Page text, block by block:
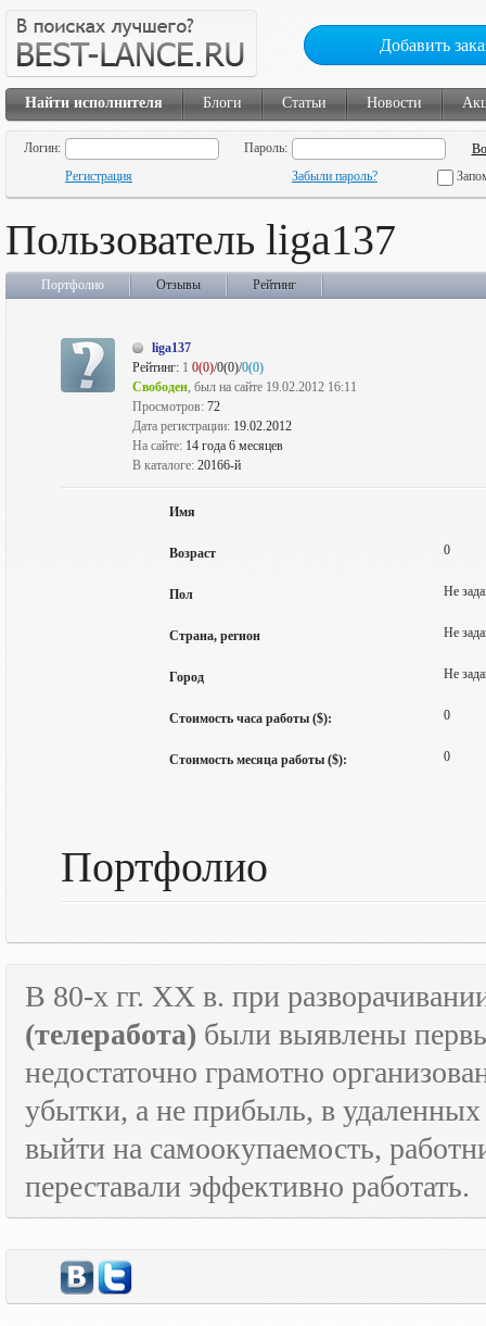
Добавить
Найти исполнителя Блоги Статьи Новости
Логин:
Пароль:
Регистрация
Забыли пароль?
Пользователь liga137
Портфолио Отзывы Рейтинг
liga137
Рейтинг: 1 0(0)/0(0)/0(0)
Свободен, был на сайте 19.02.2012 16:11
Просмотров: 72
Дата регистрации: 19.02.2012
На сайте: 14 года 6 месяцев
В каталоге: 20166-й
Имя
Возраст 0
Пол Не
Страна, регион Не
Город Не
Стоимость часа работы ($): 0
Стоимость месяца работы ($): 0
Портфолио
В 80-х гг. XX в. при
(телеработа) были выявлены
недостаточно грамотно
убытки, а не прибыль, в удаленных
выйти на самоокупаемость,
переставали эффективно работать.